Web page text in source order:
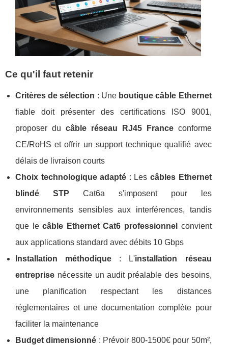
Ce qu'il faut retenir
Critères de sélection : Une boutique câble Ethernet
fiable doit présenter des certifications ISO 9001,
proposer du câble réseau RJ45 Franceconforme
CE/RoHS et offrir un support technique qualifié avec
délais de livraison courts
Choix technologique adapté : Les câbles Ethernet
blindé STP Cat6a s'imposent pour les
environnements sensibles aux interférences, tandis
que lecâble Ethernet Cat6 professionnel
convient
aux applications standard avec débits 10 Gbps
Installation méthodique : L'installation réseau
entreprise nécessite un audit préalable des besoins,
une planification respectant les distances
réglementaires et une documentation complète pour
faciliter la maintenance
Budget dimensionné : Prévoir 800-1500€ pour 50m²,